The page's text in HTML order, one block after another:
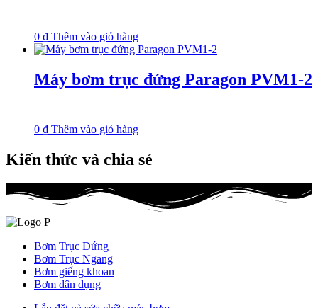
0 ₫ Thêm vào giỏ hàng
Máy bơm trục đứng Paragon PVM1-2
0 ₫ Thêm vào giỏ hàng
Kiến thức và chia sẻ
Bơm Trục Đứng
Bơm Trục Ngang
Bơm giếng khoan
Bơm dân dụng